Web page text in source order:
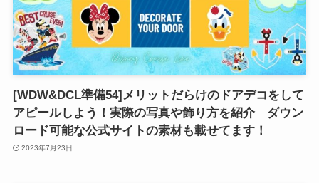
[WDW&DCL準備54]メリットだらけのドアデコをして
アピールしよう！実際の写真や飾り方を紹介 ダウン
ロード可能な公式サイトの素材も載せてます！
2023年7月23日